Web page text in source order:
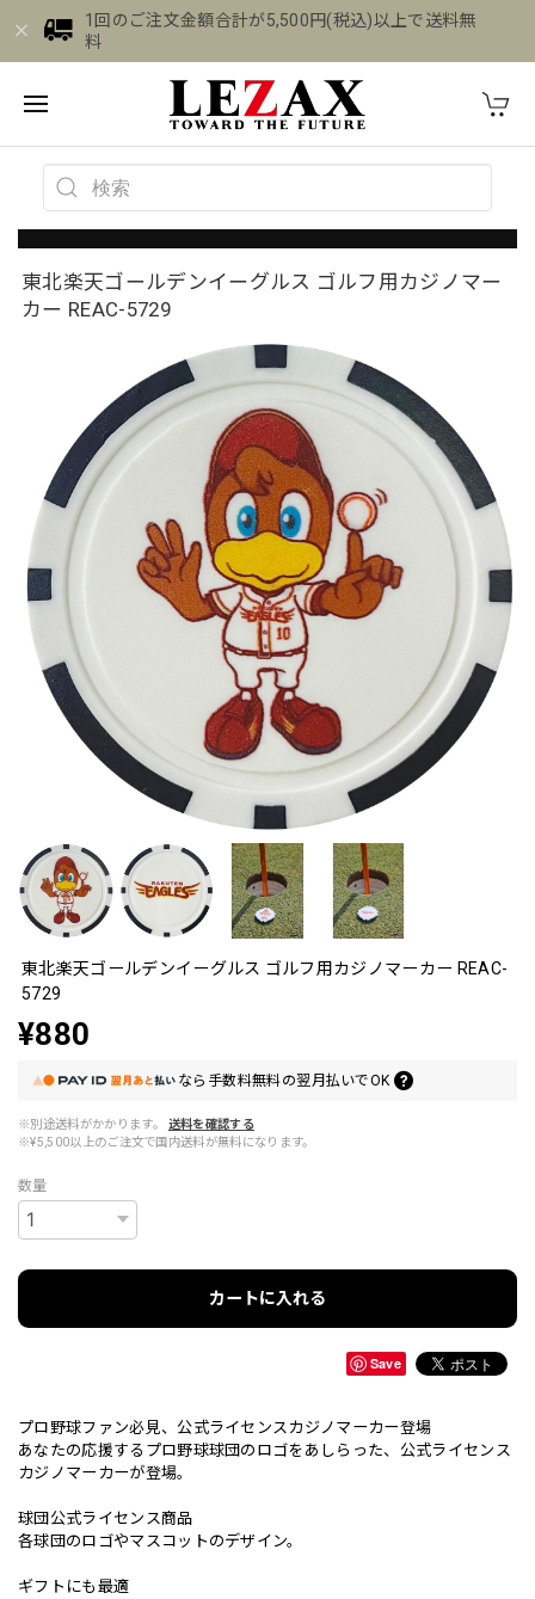
1回のご注文金額合計が5,500円(税込)以上で送料無
料
東北楽天ゴールデンイーグルス ゴルフ用カジノマー
カー REAC-5729
東北楽天ゴールデンイーグルス ゴルフ用カジノマーカー REAC-
5729
¥880
なら 手数料無料の翌月払いでOK
※別途送料がかかります。
送料を確認する
※¥5,500以上のご注文で国内送料が無料になります。
数量
カートに入れる
Save
プロ野球ファン必見、公式ライセンスカジノマーカー登場
あなたの応援するプロ野球球団のロゴをあしらった、公式ライセンス
カジノマーカーが登場。
球団公式ライセンス商品
各球団のロゴやマスコットのデザイン。
ギフトにも最適